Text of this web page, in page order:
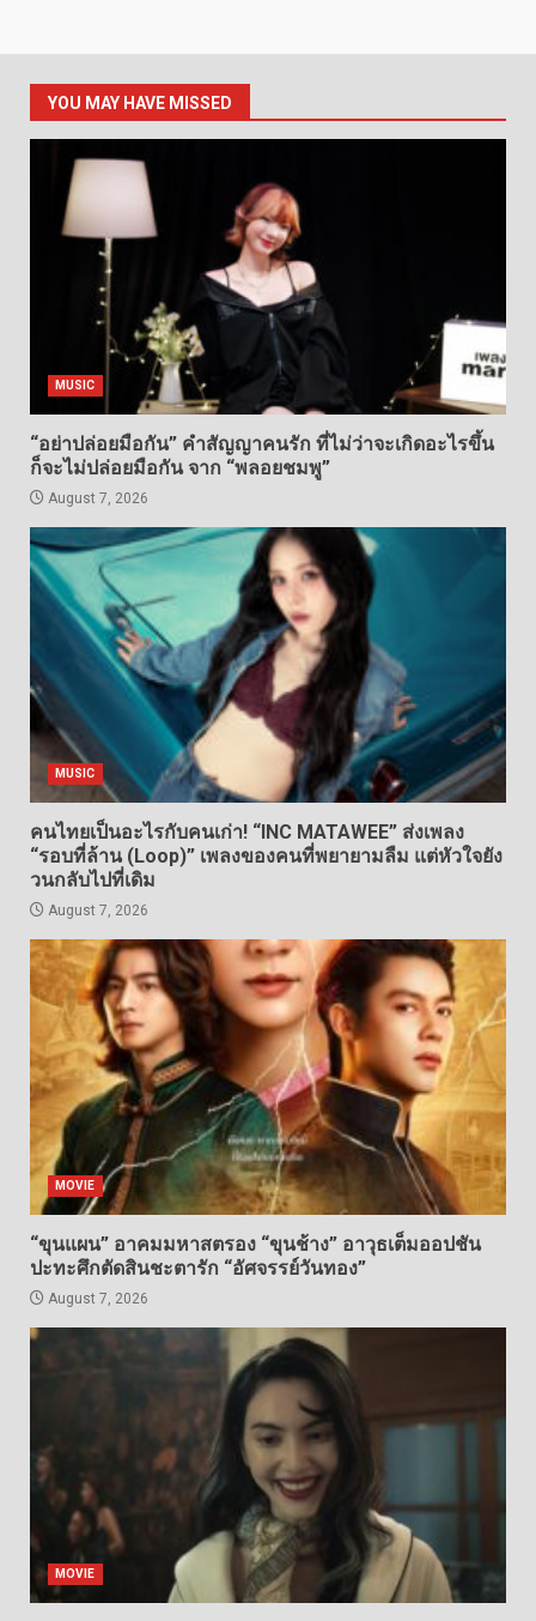
YOU MAY HAVE MISSED
MUSIC
“อย่าปล่อยมือกัน” คำสัญญาคนรัก ที่ไม่ว่าจะเกิดอะไรขึ้น
ก็จะไม่ปล่อยมือกัน จาก “พลอยชมพู”
August 7, 2026
MUSIC
คนไทยเป็นอะไรกับคนเก่า! “INC MATAWEE” ส่งเพลง
“รอบที่ล้าน (Loop)” เพลงของคนที่พยายามลืม แต่หัวใจยัง
วนกลับไปที่เดิม
August 7, 2026
MOVIE
“ขุนแผน” อาคมมหาสตรอง “ขุนช้าง” อาวุธเต็มออปชัน
ปะทะศึกตัดสินชะตารัก “อัศจรรย์วันทอง”
August 7, 2026
MOVIE